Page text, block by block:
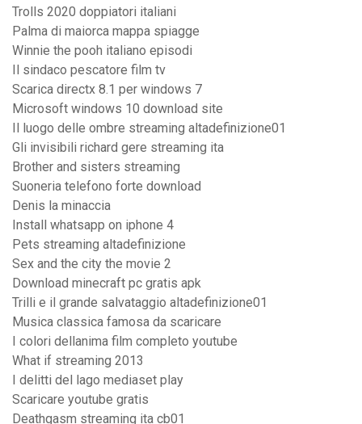
Trolls 2020 doppiatori italiani
Palma di maiorca mappa spiagge
Winnie the pooh italiano episodi
Il sindaco pescatore film tv
Scarica directx 8.1 per windows 7
Microsoft windows 10 download site
Il luogo delle ombre streaming altadefinizione01
Gli invisibili richard gere streaming ita
Brother and sisters streaming
Suoneria telefono forte download
Denis la minaccia
Install whatsapp on iphone 4
Pets streaming altadefinizione
Sex and the city the movie 2
Download minecraft pc gratis apk
Trilli e il grande salvataggio altadefinizione01
Musica classica famosa da scaricare
I colori dellanima film completo youtube
What if streaming 2013
I delitti del lago mediaset play
Scaricare youtube gratis
Deathgasm streaming ita cb01